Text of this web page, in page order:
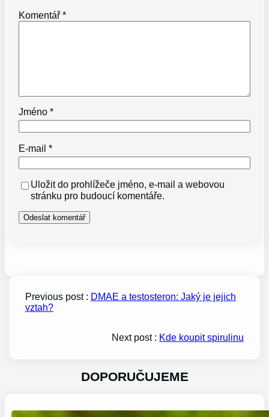
Komentář*
Jméno*
E-mail*
Uložit do prohlížeče jméno, e-mail a webovou
stránku pro budoucí komentáře.
Previous post : DMAE a testosteron: Jaký je jejich
vztah?
Next post : Kde koupit spirulinu
DOPORUČUJEME